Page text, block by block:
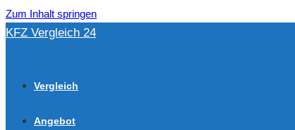
Zum Inhalt springen
KFZ Vergleich 24
Vergleich
Angebot